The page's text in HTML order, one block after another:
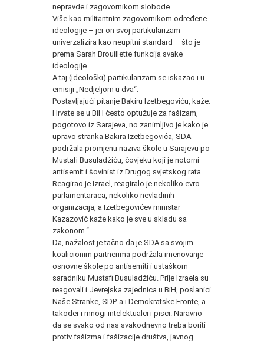
nepravde i zagovornikom slobode.
Više kao militantnim zagovornikom određene
ideologije – jer on svoj partikularizam
univerzalizira kao neupitni standard – što je
prema Sarah Brouillette funkcija svake
ideologije.
A taj (ideološki) partikularizam se iskazao i u
emisiji „Nedjeljom u dva“.
Postavljajući pitanje Bakiru Izetbegoviću, kaže:
Hrvate se u BiH često optužuje za fašizam,
pogotovo iz Sarajeva, no zanimljivo je kako je
upravo stranka Bakira Izetbegovića, SDA
podržala promjenu naziva škole u Sarajevu po
Mustafi Busuladžiću, čovjeku koji je notorni
antisemit i šovinist iz Drugog svjetskog rata.
Reagirao je Izrael, reagiralo je nekoliko evro-
parlamentaraca, nekoliko nevladinih
organizacija, a Izetbegovićev ministar
Kazazović kaže kako je sve u skladu sa
zakonom.“
Da, nažalost je tačno da je SDA sa svojim
koalicionim partnerima podržala imenovanje
osnovne škole po antisemiti i ustaškom
saradniku Mustafi Busuladžiću. Prije Izraela su
reagovali i Jevrejska zajednica u BiH, poslanici
Naše Stranke, SDP-a i Demokratske Fronte, a
također i mnogi intelektualci i pisci. Naravno
da se svako od nas svakodnevno treba boriti
protiv fašizma i fašizacije društva, javnog